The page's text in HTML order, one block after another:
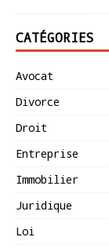
CATÉGORIES
Avocat
Divorce
Droit
Entreprise
Immobilier
Juridique
Loi